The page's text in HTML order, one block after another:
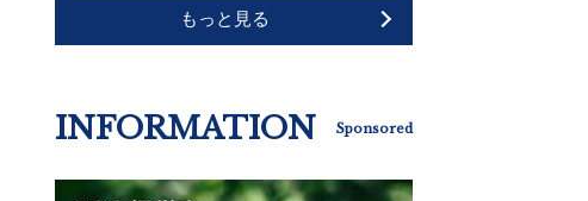
もっと見る
INFORMATION Sponsored